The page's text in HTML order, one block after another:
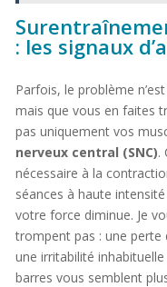
: les signaux
Parfois, le problème
mais que vous en faites
pas uniquement vos
nerveux central (SNC).
nécessaire à la
séances à haute
votre force diminue. Je
trompent pas : une perte
une irritabilité
barres vous semblent